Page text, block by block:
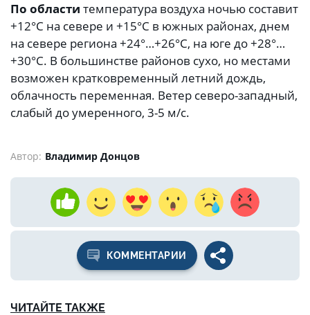
По области температура воздуха ночью составит
+12°C на севере и +15°C в южных районах, днем
на севере региона +24°…+26°C, на юге до +28°…
+30°C. В большинстве районов сухо, но местами
возможен кратковременный летний дождь,
облачность переменная. Ветер северо-западный,
слабый до умеренного, 3-5 м/с.
Автор: Владимир Донцов
КОММЕНТАРИИ
ЧИТАЙТЕ ТАКЖЕ